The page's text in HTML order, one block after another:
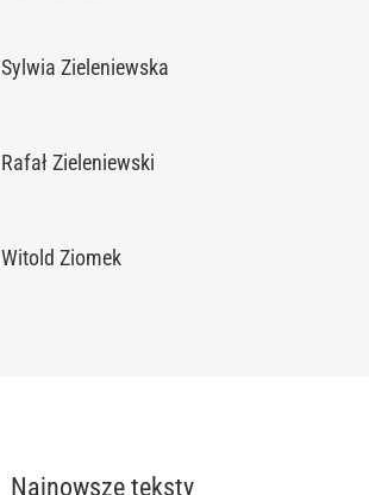
Sylwia Zieleniewska
Rafał Zieleniewski
Witold Ziomek
Najnowsze teksty